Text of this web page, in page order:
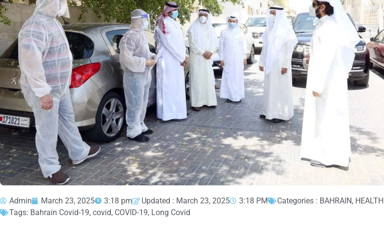
Admin March 23, 2025 3:18 pm Updated : March 23, 2025 3:18 PM Categories : BAHRAIN, HEALTH
Tags: Bahrain Covid-19, covid, COVID-19, Long Covid